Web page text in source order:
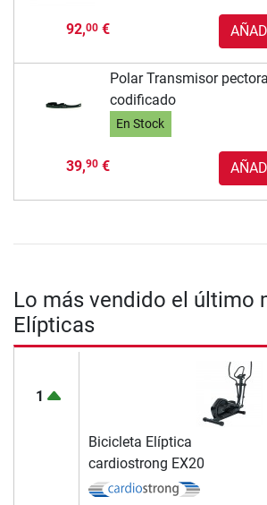
92,00€
Polar Transmisor
codificado
En Stock
39,90€
Lo más vendido el último
Elípticas
1
Bicicleta Elíptica
cardiostrong EX20